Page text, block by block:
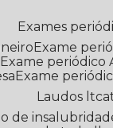
Exames
Exame
Exame periódico
Exame
Laudos
de